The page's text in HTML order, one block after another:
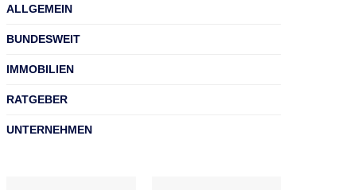
ALLGEMEIN
BUNDESWEIT
IMMOBILIEN
RATGEBER
UNTERNEHMEN